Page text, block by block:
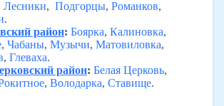
Лесники, Подгорцы, Романков,
.
район: Боярка, Калиновка,
, Чабаны, Музычи, Матовиловка,
, Глеваха.
район: Белая Церковь,
, Володарка, Ставище.